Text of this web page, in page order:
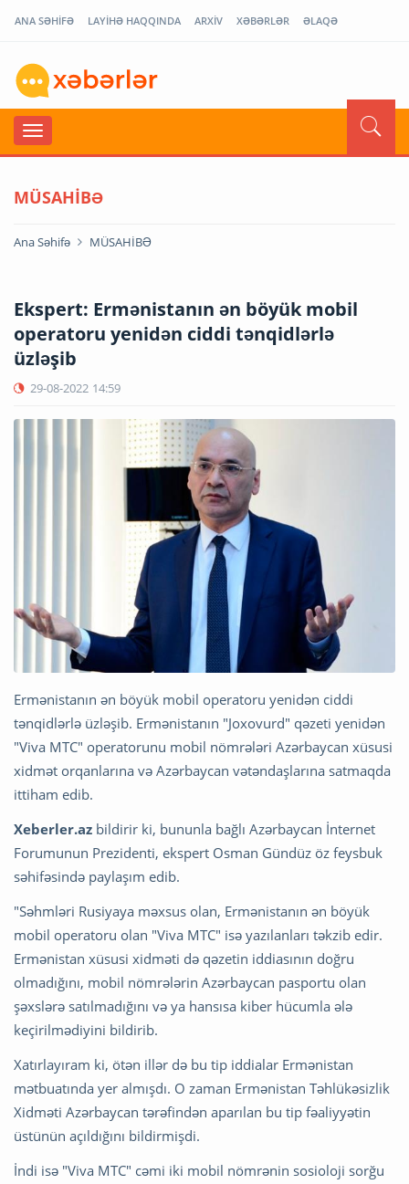
ANA SƏHİFƏ LAYİHƏ HAQQINDA ARXİV XƏBƏRLƏR ƏLAQƏ
MÜSAHİBƏ
Ana Səhifə MÜSAHİBƏ
Ekspert: Ermənistanın ən böyük mobil
operatoru yenidən ciddi tənqidlərlə
üzləşib
29-08-2022 14:59
Ermənistanın ən böyük mobil operatoru yenidən ciddi
tənqidlərlə üzləşib. Ermənistanın "Joxovurd" qəzeti yenidən
"Viva MTC" operatorunu mobil nömrələri Azərbaycan xüsusi
xidmət orqanlarına və Azərbaycan vətəndaşlarına satmaqda
ittiham edib.
Xeberler.az bildirir ki, bununla bağlı Azərbaycan İnternet
Forumunun Prezidenti, ekspert Osman Gündüz öz feysbuk
səhifəsində paylaşım edib.
"Səhmləri Rusiyaya məxsus olan, Ermənistanın ən böyük
mobil operatoru olan "Viva MTC" isə yazılanları təkzib edir.
Ermənistan xüsusi xidməti də qəzetin iddiasının doğru
olmadığını, mobil nömrələrin Azərbaycan pasportu olan
şəxslərə satılmadığını və ya hansısa kiber hücumla ələ
keçirilmədiyini bildirib.
Xatırlayıram ki, ötən illər də bu tip iddialar Ermənistan
mətbuatında yer almışdı. O zaman Ermənistan Təhlükəsizlik
Xidməti Azərbaycan tərəfindən aparılan bu tip fəaliyyətin
üstünün açıldığını bildirmişdi.
İndi isə "Viva MTC" cəmi iki mobil nömrənin sosioloji sorğu